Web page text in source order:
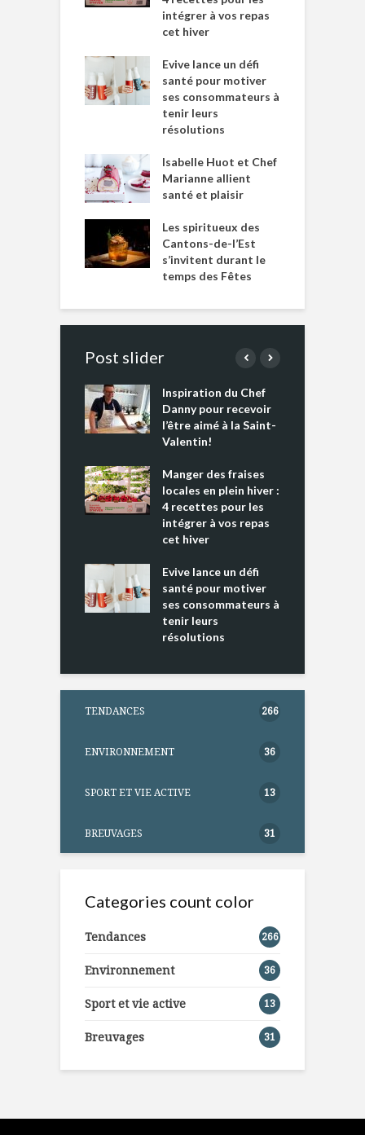
intégrer à vos repas
cet hiver
Evive lance un défi
santé pour motiver
ses consommateurs à
tenir leurs
résolutions
Isabelle Huot et Chef
Marianne allient
santé et plaisir
Les spiritueux des
Cantons-de-l’Est
s’invitent durant le
temps des Fêtes
Post slider
Inspiration du Chef
Danny pour recevoir
l’être aimé à la Saint-
Valentin!
Manger des fraises
locales en plein hiver :
4 recettes pour les
intégrer à vos repas
cet hiver
Evive lance un défi
santé pour motiver
ses consommateurs à
tenir leurs
résolutions
TENDANCES 266
ENVIRONNEMENT 36
SPORT ET VIE ACTIVE 13
BREUVAGES 31
Categories count color
Tendances 266
Environnement 36
Sport et vie active 13
Breuvages 31